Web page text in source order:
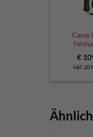
Camp
€
inkl. 20